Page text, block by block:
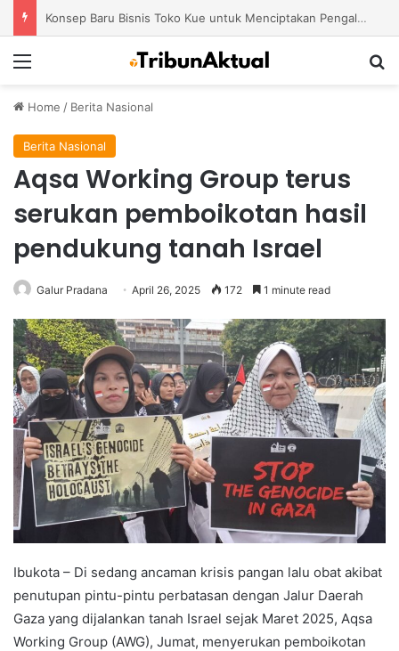
Tren Bisnis Online Course Platform dengan Model Pembelajaran Modern yang Semakin Diminati
Home / Berita Nasional
Berita Nasional
Aqsa Working Group terus
serukan pemboikotan hasil
pendukung tanah Israel
Galur Pradana April 26, 2025 172 1 minute read
Ibukota – Di sedang ancaman krisis pangan lalu obat akibat
penutupan pintu-pintu perbatasan dengan Jalur Daerah
Gaza yang dijalankan tanah Israel sejak Maret 2025, Aqsa
Working Group (AWG), Jumat, menyerukan pemboikotan